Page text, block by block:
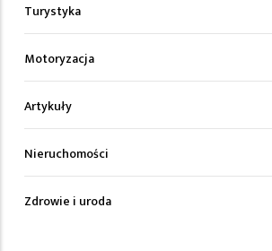
Turystyka
Motoryzacja
Artykuły
Nieruchomości
Zdrowie i uroda